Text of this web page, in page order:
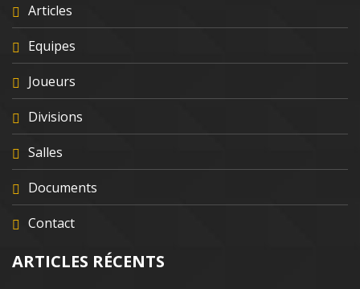
Articles
Equipes
Joueurs
Divisions
Salles
Documents
Contact
ARTICLES RÉCENTS